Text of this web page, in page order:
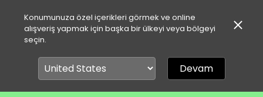
Konumunuza özel içerikleri görmek ve online
alışveriş yapmak için başka bir ülkeyi veya bölgeyi
seçin.
Devam